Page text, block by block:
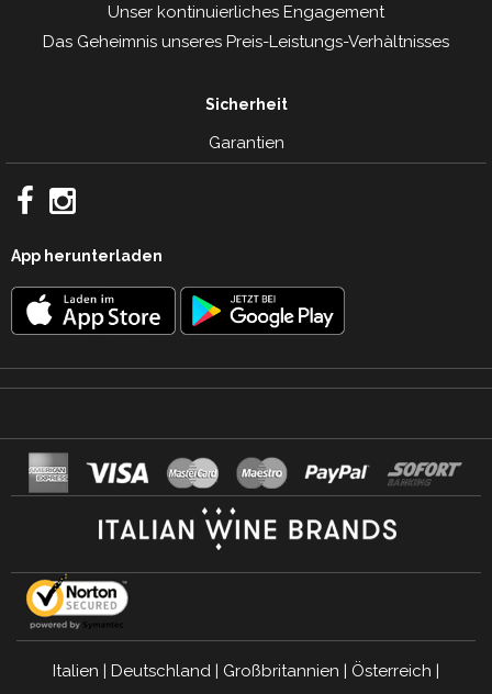
Unser kontinuierliches Engagement
Das Geheimnis unseres Preis-Leistungs-Verhàltnisses
Sicherheit
Garantien
App herunterladen
Italien | Deutschland | Großbritannien | Österreich |